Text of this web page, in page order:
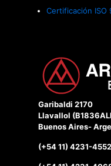
Certificación ISO
Garibaldi 2170
Llavallol
Buenos Aires-
(+54 11) 4231-4552